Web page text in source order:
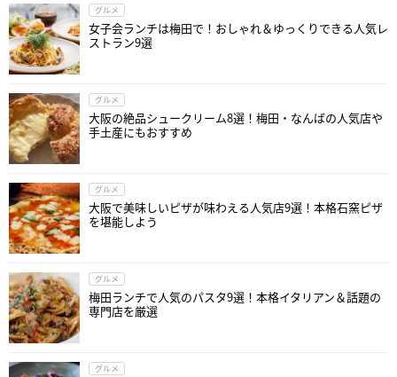
グルメ
女子会ランチは梅田で！おしゃれ＆ゆっくりできる人気レ
ストラン9選
グルメ
大阪の絶品シュークリーム8選！梅田・なんばの人気店や
手土産にもおすすめ
グルメ
大阪で美味しいピザが味わえる人気店9選！本格石窯ピザ
を堪能しよう
グルメ
梅田ランチで人気のパスタ9選！本格イタリアン＆話題の
専門店を厳選
グルメ